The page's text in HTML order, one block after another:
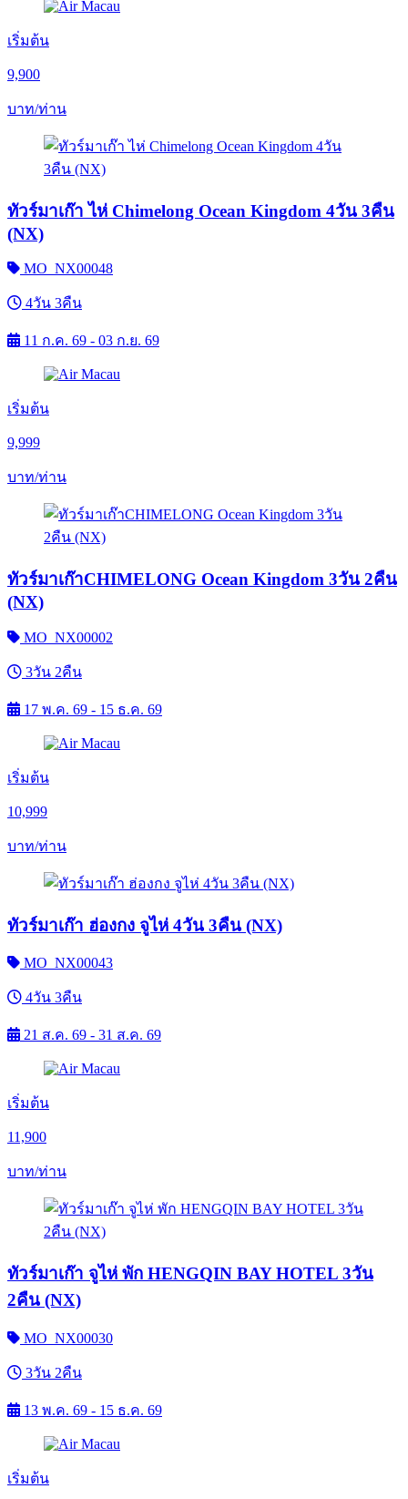
เริ่มต้น
9,900
บาท/ท่าน
ทัวร์มาเก๊า ไห่ Chimelong Ocean Kingdom 4วัน 3คืน
(NX)
MO_NX00048
4วัน 3คืน
11 ก.ค. 69 - 03 ก.ย. 69
เริ่มต้น
9,999
บาท/ท่าน
ทัวร์มาเก๊าCHIMELONG Ocean Kingdom 3วัน 2คืน
(NX)
MO_NX00002
3วัน 2คืน
17 พ.ค. 69 - 15 ธ.ค. 69
เริ่มต้น
10,999
บาท/ท่าน
ทัวร์มาเก๊า ฮ่องกง จูไห่ 4วัน 3คืน (NX)
MO_NX00043
4วัน 3คืน
21 ส.ค. 69 - 31 ส.ค. 69
เริ่มต้น
11,900
บาท/ท่าน
ทัวร์มาเก๊า จูไห่ พัก HENGQIN BAY HOTEL 3วัน
2คืน (NX)
MO_NX00030
3วัน 2คืน
13 พ.ค. 69 - 15 ธ.ค. 69
เริ่มต้น